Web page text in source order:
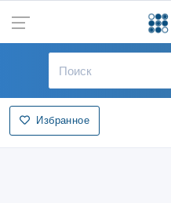
Избранное